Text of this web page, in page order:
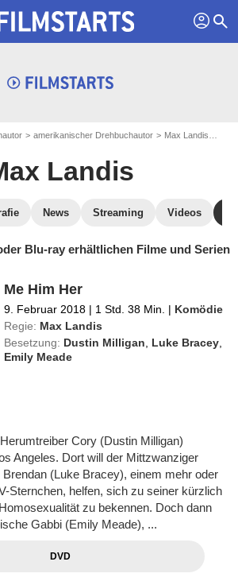
profil search
amerikanischer Drehbuchautor Max Landis
Landis
News Streaming Videos
Blu-ray erhältlichen Filme und Serien
Me Him Her
9. Februar 2018 | 1 Std. 38 Min. | Komödie
Regie: Max Landis
Besetzung: Dustin Milligan Luke Bracey
Emily Meade
Cory (Dustin Milligan)
Angeles. Dort will der Mittzwanziger
(Luke Bracey), einem mehr oder
Sternchen, helfen, sich zu seiner kürzlich
zu bekennen. Doch dann
Gabbi (Emily Meade), ...
DVD